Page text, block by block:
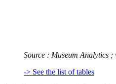
Source : Museum Analytics ;
-> See the list of tables